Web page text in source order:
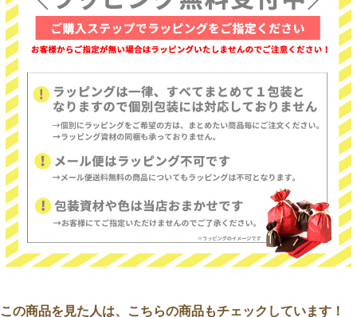
この商品を見た人は、こちらの商品もチェックしています！